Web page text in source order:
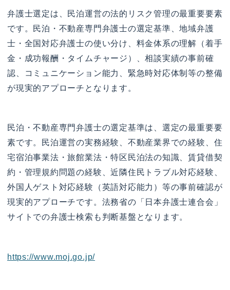
弁護士選定は、民泊運営の法的リスク管理の最重要要素
です。民泊・不動産専門弁護士の選定基準、地域弁護
士・全国対応弁護士の使い分け、料金体系の理解（着手
金・成功報酬・タイムチャージ）、相談実績の事前確
認、コミュニケーション能力、緊急時対応体制等の整備
が現実的アプローチとなります。
民泊・不動産専門弁護士の選定基準は、選定の最重要要
素です。民泊運営の実務経験、不動産業界での経験、住
宅宿泊事業法・旅館業法・特区民泊法の知識、賃貸借契
約・管理規約問題の経験、近隣住民トラブル対応経験、
外国人ゲスト対応経験（英語対応能力）等の事前確認が
現実的アプローチです。法務省の「日本弁護士連合会」
サイトでの弁護士検索も判断基盤となります。
https://www.moj.go.jp/